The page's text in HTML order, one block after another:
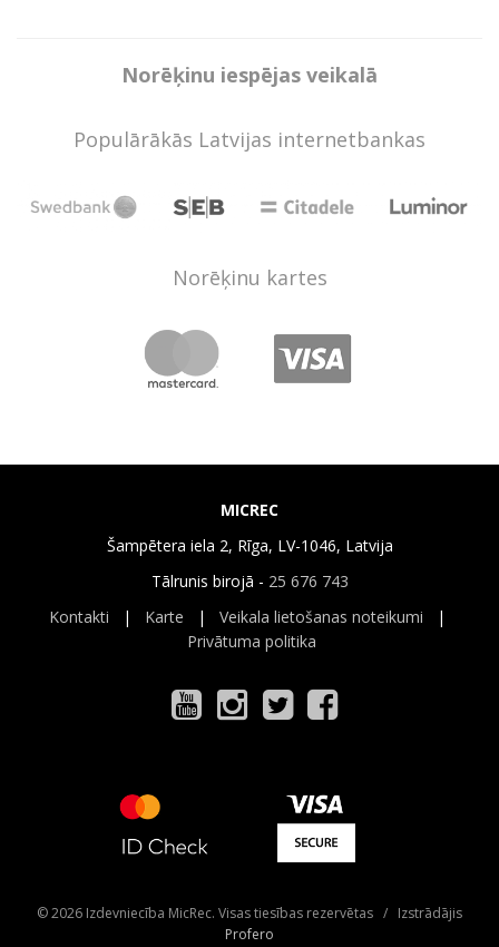
Norēķinu iespējas veikalā
Populārākās Latvijas internetbankas
Norēķinu kartes
MICREC
Šampētera iela 2, Rīga, LV-1046, Latvija
Tālrunis birojā - 25 676 743
Kontakti | Karte | Veikala lietošanas noteikumi |
Privātuma politika
© 2026 Izdevniecība MicRec. Visas tiesības rezervētas / Izstrādājis
Profero